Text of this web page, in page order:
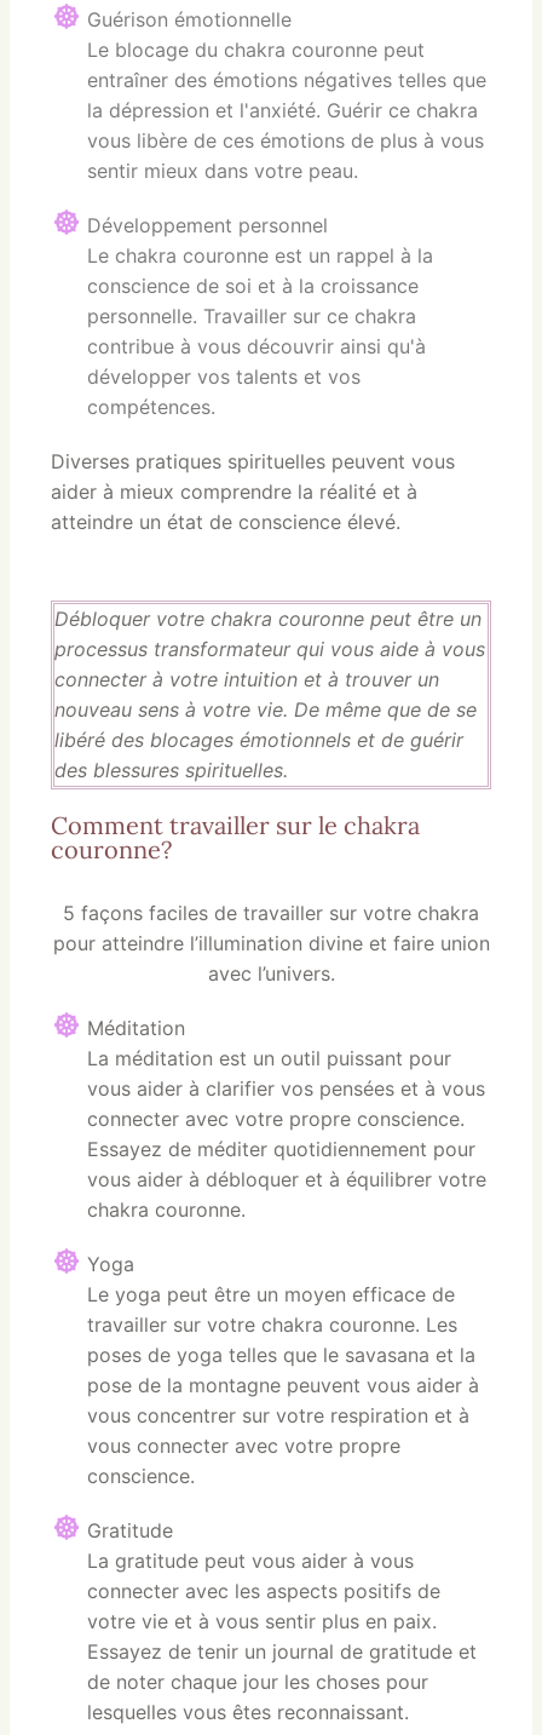
Guérison émotionnelle
Le blocage du chakra couronne peut
entraîner des émotions négatives telles que
la dépression et l'anxiété. Guérir ce chakra
vous libère de ces émotions de plus à vous
sentir mieux dans votre peau.
Développement personnel
Le chakra couronne est un rappel à la
conscience de soi et à la croissance
personnelle. Travailler sur ce chakra
contribue à vous découvrir ainsi qu'à
développer vos talents et vos
compétences.
Diverses pratiques spirituelles peuvent vous
aider à mieux comprendre la réalité et à
atteindre un état de conscience élevé.
Débloquer votre chakra couronne peut être un
processus transformateur qui vous aide à vous
connecter à votre intuition et à trouver un
nouveau sens à votre vie. De même que de se
libéré des blocages émotionnels et de guérir
des blessures spirituelles.
Comment travailler sur le chakra
couronne?
5 façons faciles de travailler sur votre chakra
pour atteindre l’illumination divine et faire union
avec l’univers.
Méditation
La méditation est un outil puissant pour
vous aider à clarifier vos pensées et à vous
connecter avec votre propre conscience.
Essayez de méditer quotidiennement pour
vous aider à débloquer et à équilibrer votre
chakra couronne.
Yoga
Le yoga peut être un moyen efficace de
travailler sur votre chakra couronne. Les
poses de yoga telles que le savasana et la
pose de la montagne peuvent vous aider à
vous concentrer sur votre respiration et à
vous connecter avec votre propre
conscience.
Gratitude
La gratitude peut vous aider à vous
connecter avec les aspects positifs de
votre vie et à vous sentir plus en paix.
Essayez de tenir un journal de gratitude et
de noter chaque jour les choses pour
lesquelles vous êtes reconnaissant.